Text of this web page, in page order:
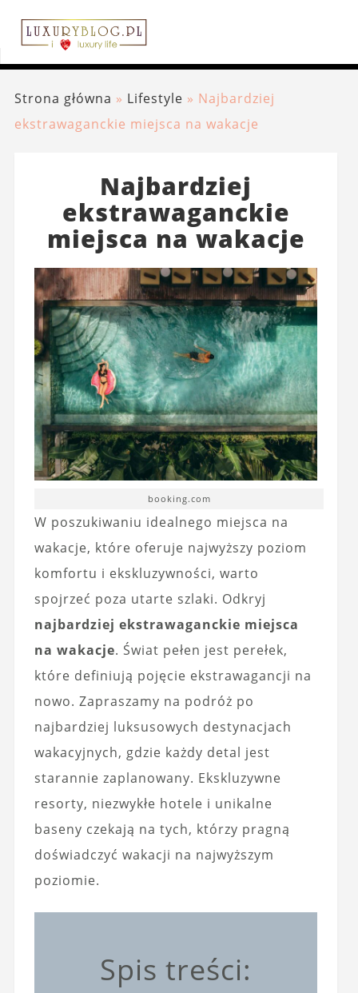
Strona główna » Lifestyle » Najbardziej
ekstrawaganckie miejsca na wakacje
Najbardziej
ekstrawaganckie
miejsca na wakacje
booking.com
W poszukiwaniu idealnego miejsca na
wakacje, które oferuje najwyższy poziom
komfortu i ekskluzywności, warto
spojrzeć poza utarte szlaki. Odkryj
najbardziej ekstrawaganckie miejsca
na wakacje. Świat pełen jest perełek,
które definiują pojęcie ekstrawagancji na
nowo. Zapraszamy na podróż po
najbardziej luksusowych destynacjach
wakacyjnych, gdzie każdy detal jest
starannie zaplanowany. Ekskluzywne
resorty, niezwykłe hotele i unikalne
baseny czekają na tych, którzy pragną
doświadczyć wakacji na najwyższym
poziomie.
Spis treści: